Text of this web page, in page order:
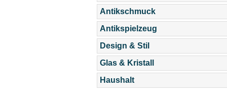
Antikschmuck
Antikspielzeug
Design & Stil
Glas & Kristall
Haushalt